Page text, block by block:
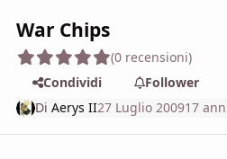
War Chips
(0 recensioni)
Condividi
Follower
DiAerys II27 Luglio 200917